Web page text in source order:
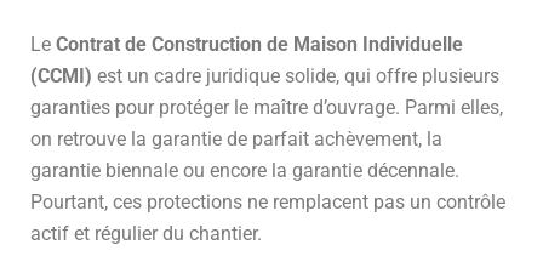
Le Contrat de Construction de Maison Individuelle
(CCMI) est un cadre juridique solide, qui offre plusieurs
garanties pour protéger le maître d’ouvrage. Parmi elles,
on retrouve la garantie de parfait achèvement, la
garantie biennale ou encore la garantie décennale.
Pourtant, ces protections ne remplacent pas un contrôle
actif et régulier du chantier.